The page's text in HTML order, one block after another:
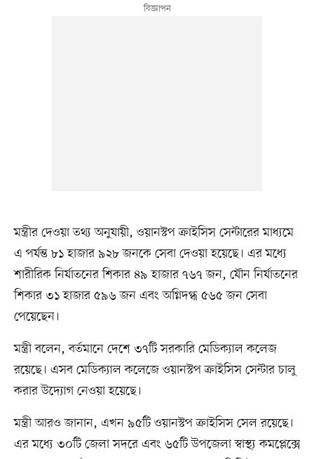
মন্ত্রীর দেওয়া তথ্য অনুযায়ী, ওয়ানস্টপ ক্রাইসিস সেন্টারের মাধ্যমে
এ পর্যন্ত ৮১ হাজার ৯২৮ জনকে সেবা দেওয়া হয়েছে। এর মধ্যে
শারীরিক নির্যাতনের শিকার ৪৯ হাজার ৭৬৭ জন, যৌন নির্যাতনের
শিকার ৩১ হাজার ৫৯৬ জন এবং অগ্নিদগ্ধ ৫৬৫ জন সেবা
পেয়েছেন।
মন্ত্রী বলেন, বর্তমানে দেশে ৩৭টি সরকারি মেডিক্যাল কলেজ
রয়েছে। এসব মেডিক্যাল কলেজে ওয়ানস্টপ ক্রাইসিস সেন্টার চালু
করার উদ্যোগ নেওয়া হয়েছে।
মন্ত্রী আরও জানান, এখন ৯৫টি ওয়ানস্টপ ক্রাইসিস সেল রয়েছে।
এর মধ্যে ৩০টি জেলা সদরে এবং ৬৫টি উপজেলা স্বাস্থ্য কমপ্লেক্সে